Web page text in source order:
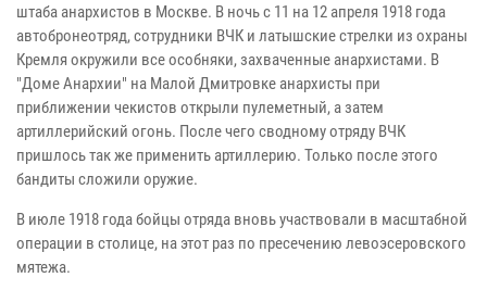
штаба анархистов в Москве. В ночь с 11 на 12 апреля 1918 года
автобронеотряд, сотрудники ВЧК и латышские стрелки из охраны
Кремля окружили все особняки, захваченные анархистами. В
"Доме Анархии" на Малой Дмитровке анархисты при
приближении чекистов открыли пулеметный, а затем
артиллерийский огонь. После чего сводному отряду ВЧК
пришлось так же применить артиллерию. Только после этого
бандиты сложили оружие.
В июле 1918 года бойцы отряда вновь участвовали в масштабной
операции в столице, на этот раз по пресечению левоэсеровского
мятежа.